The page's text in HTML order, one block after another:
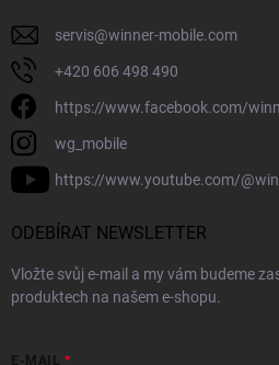
servis@winner-mobile.com
+420 606 498 490
https://www.facebook.com/
wg_mobile
https://www.youtube.com/
ODEBÍRAT NEWSLETTER
Vložte svůj e-mail a my vám budeme
produktech na našem e-shopu.
E-MAIL